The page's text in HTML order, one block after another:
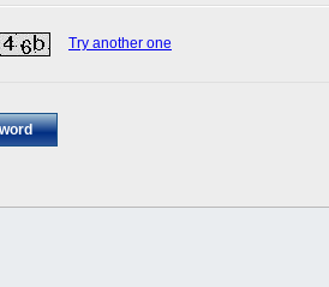
Try another one